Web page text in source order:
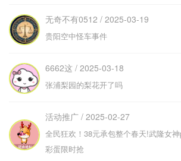
无奇不有0512 / 2025-03-19
贵阳空中怪车事件
6662这 / 2025-03-18
张浦梨园的梨花开了吗
活动推广 / 2025-02-27
全民狂欢！38元承包整个春天!武隆女
彩蛋限时抢